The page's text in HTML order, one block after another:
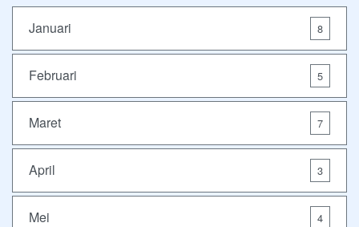
Januari 8
Februari 5
Maret 7
April 3
Mei 4